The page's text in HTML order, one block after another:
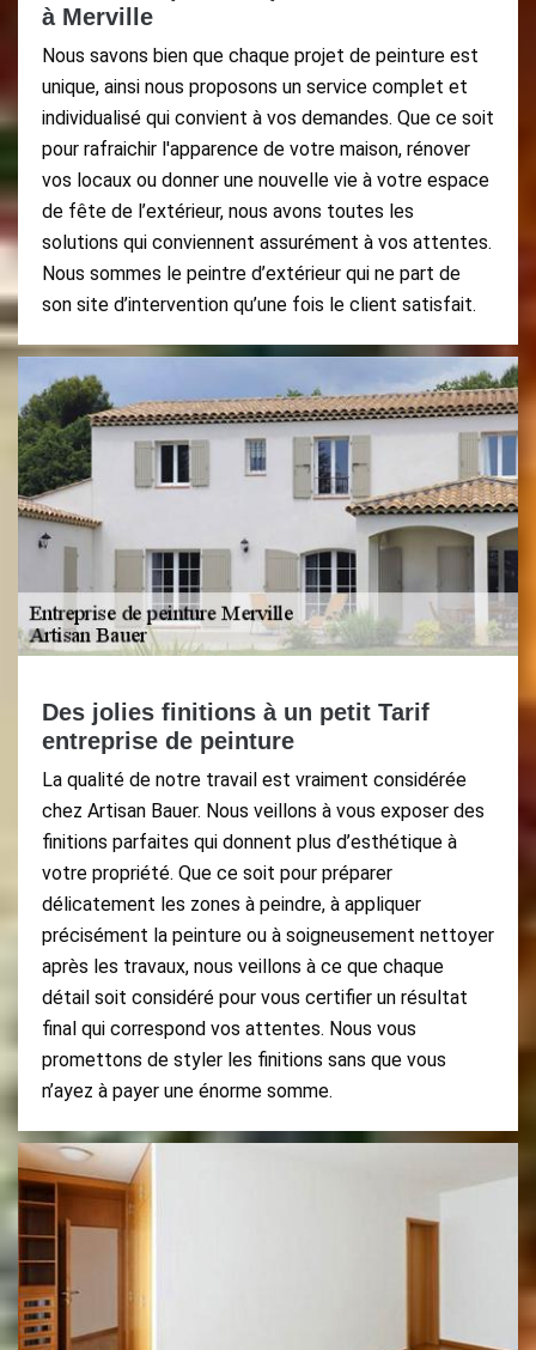
à Merville
Nous savons bien que chaque projet de peinture est
unique, ainsi nous proposons un service complet et
individualisé qui convient à vos demandes. Que ce soit
pour rafraichir l'apparence de votre maison, rénover
vos locaux ou donner une nouvelle vie à votre espace
de fête de l’extérieur, nous avons toutes les
solutions qui conviennent assurément à vos attentes.
Nous sommes le peintre d’extérieur qui ne part de
son site d’intervention qu’une fois le client satisfait.
Des jolies finitions à un petit Tarif
entreprise de peinture
La qualité de notre travail est vraiment considérée
chez Artisan Bauer. Nous veillons à vous exposer des
finitions parfaites qui donnent plus d’esthétique à
votre propriété. Que ce soit pour préparer
délicatement les zones à peindre, à appliquer
précisément la peinture ou à soigneusement nettoyer
après les travaux, nous veillons à ce que chaque
détail soit considéré pour vous certifier un résultat
final qui correspond vos attentes. Nous vous
promettons de styler les finitions sans que vous
n’ayez à payer une énorme somme.